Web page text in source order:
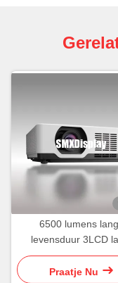
6500 lumens
levensduur 3LCD
projector met
prestaties
Praatje Nu